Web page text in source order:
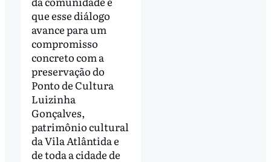
que esse diálogo
avance para um
compromisso
concreto com a
preservação do
Ponto de Cultura
Luizinha
Gonçalves,
patrimônio cultural
da Vila Atlântida e
de toda a cidade de